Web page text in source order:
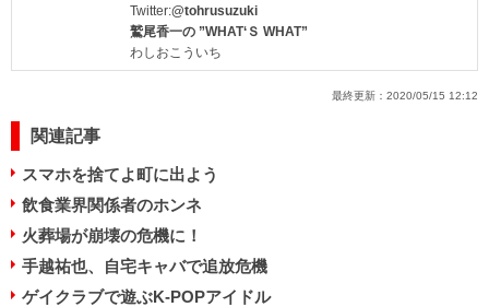
Twitter:@tohrusuzuki
鷲尾香一の ”WHAT‘Ｓ WHAT”
わしおこういち
最終更新： 2020/05/15 12:12
関連記事
スマホを捨てよ町に出よう
飲食業界関係者のホンネ
火葬場が崩壊の危機に！
手越祐也、自宅キャバで追放危機
ゲイクラブで遊ぶK-POPアイドル